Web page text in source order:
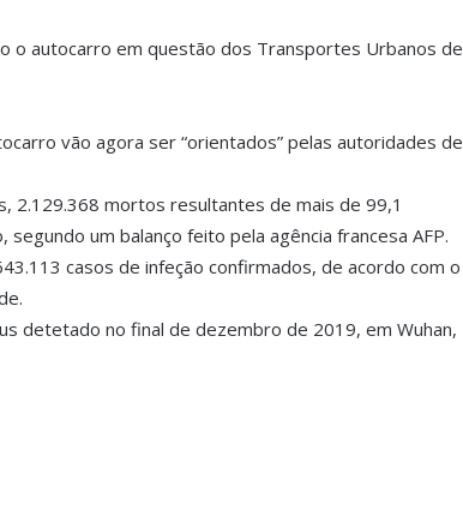
o autocarro em questão dos Transportes Urbanos de
vão agora ser “orientados” pelas autoridades de
2.129.368 mortos resultantes de mais de 99,1
um balanço feito pela agência francesa AFP.
casos de infeção confirmados, de acordo com o
detetado no final de dezembro de 2019, em Wuhan,